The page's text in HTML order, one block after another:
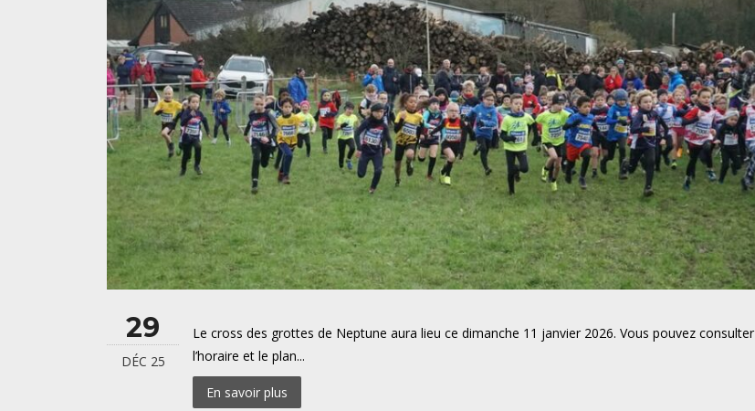
29
DÉC 25
Le cross des grottes de Neptune aura lieu ce dimanche 11 janvier 2026. Vous pouvez consulter
l’horaire et le plan...
En savoir plus